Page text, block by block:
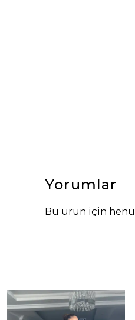
Yorumlar
Bu ürün için